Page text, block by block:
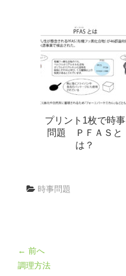
プリント1枚で時事
問題 ＰＦＡＳと
は？
時事問題
← 前へ
調理方法